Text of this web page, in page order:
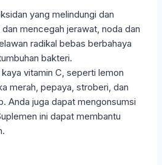
yang melindungi dan
mencegah jerawat, noda dan
radikal bebas berbahaya
bakteri.
vitamin C, seperti lemon
merah, pepaya, stroberi, dan
Anda juga dapat mengonsumsi
ini dapat membantu